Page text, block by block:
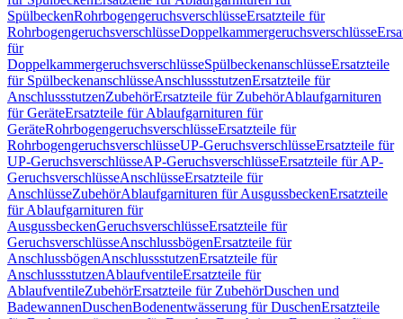
SpülbeckenRohrbogengeruchsverschlüsseErsatzteile für
RohrbogengeruchsverschlüsseDoppelkammergeruchsverschlüsse
für
DoppelkammergeruchsverschlüsseSpülbeckenanschlüsseErsatzteile
für SpülbeckenanschlüsseAnschlussstutzenErsatzteile für
AnschlussstutzenZubehörErsatzteile für ZubehörAblaufgarnituren
für GeräteErsatzteile für Ablaufgarnituren für
GeräteRohrbogengeruchsverschlüsseErsatzteile für
RohrbogengeruchsverschlüsseUP-GeruchsverschlüsseErsatzteile für
UP-GeruchsverschlüsseAP-GeruchsverschlüsseErsatzteile für AP-
GeruchsverschlüsseAnschlüsseErsatzteile für
AnschlüsseZubehörAblaufgarnituren für AusgussbeckenErsatzteile
für Ablaufgarnituren für
AusgussbeckenGeruchsverschlüsseErsatzteile für
GeruchsverschlüsseAnschlussbögenErsatzteile für
AnschlussbögenAnschlussstutzenErsatzteile für
AnschlussstutzenAblaufventileErsatzteile für
AblaufventileZubehörErsatzteile für ZubehörDuschen und
BadewannenDuschenBodenentwässerung für DuschenErsatzteile